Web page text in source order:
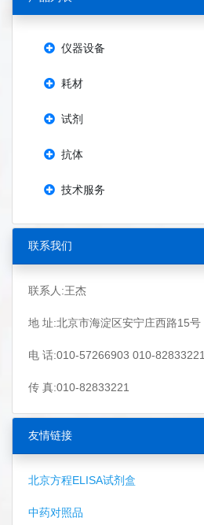
仪器设备
耗材
试剂
抗体
技术服务
联系我们
联系人:王杰
地 址:北京市海淀区安宁庄西路15号
电 话:010-57266903 010-82833221
传 真:010-82833221
友情链接
北京方程ELISA试剂盒
中药对照品